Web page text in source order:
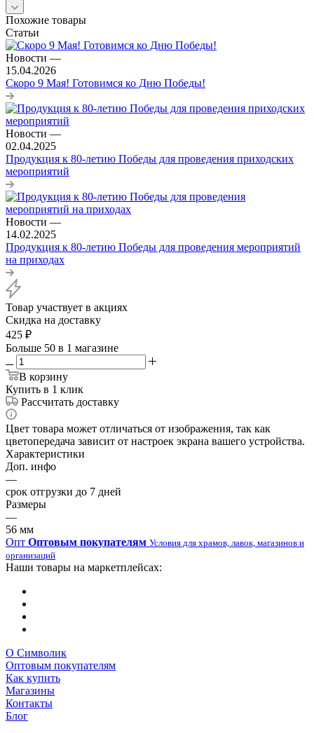
Похожие товары
Статьи
Новости —
15.04.2026
Скоро 9 Мая! Готовимся ко Дню Победы!
Новости —
02.04.2025
Продукция к 80-летию Победы для проведения приходских
мероприятий
Новости —
14.02.2025
Продукция к 80-летию Победы для проведения мероприятий
на приходах
Товар участвует в акциях
Скидка на доставку
425 ₽
Больше 50 в 1 магазине
В корзину
Купить в 1 клик
Рассчитать доставку
Цвет товара может отличаться от изображения, так как
цветопередача зависит от настроек экрана вашего устройства.
Характеристики
Доп. инфо
—
срок отгрузки до 7 дней
Размеры
—
56 мм
Опт Оптовым покупателям Условия для храмов, лавок, магазинов и
организаций
Наши товары на маркетплейсах:
О Символик
Оптовым покупателям
Как купить
Магазины
Контакты
Блог